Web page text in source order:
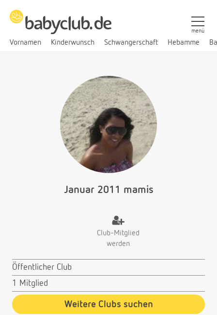
Vornamen Kinderwunsch Schwangerschaft Hebamme
menü
Januar 2011 mamis
Club-Mitglied
werden
Öffentlicher Club
1 Mitglied
Weitere Clubs suchen